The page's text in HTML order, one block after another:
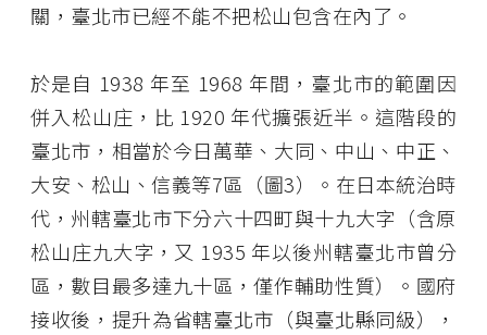
關，臺北市已經不能不把松山包含在內了。
於是自 1938 年至 1968 年間，臺北市的範圍因
併入松山庄，比 1920 年代擴張近半。這階段的
臺北市，相當於今日萬華、大同、中山、中正、
大安、松山、信義等7區（圖3）。在日本統治時
代，州轄臺北市下分六十四町與十九大字（含原
松山庄九大字，又 1935 年以後州轄臺北市曾分
區，數目最多達九十區，僅作輔助性質）。國府
接收後，提升為省轄臺北市（與臺北縣同級），